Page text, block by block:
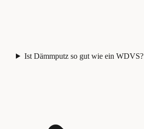
Ist Dämmputz so gut wie ein WDVS?